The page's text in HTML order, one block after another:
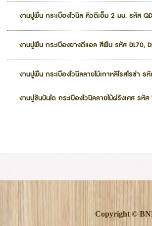
งานปูพื้น กระเบื้องไวนิล คิวดีเอ็ม 2 มม. รหัส
งานปูพื้น กระเบื้องยางดีแอล สีพื้น รหัส DL70,
งานปูพื้น กระเบื้องไวนิลลายไม้เกาหลีโรสโรซ่
งานปูขั้นบันได กระเบื้องไวนิลลายไม้ฝรั่งเศส
Copyright ©